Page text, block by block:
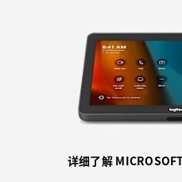
详细了解